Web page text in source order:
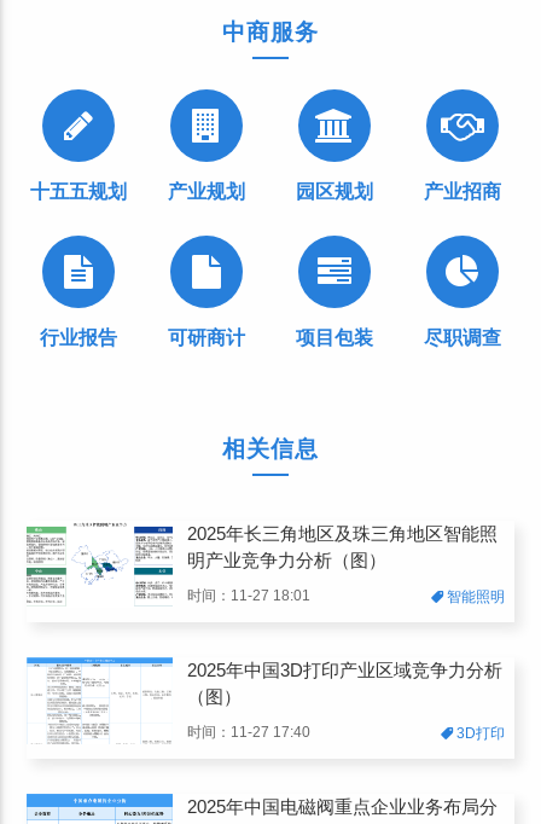
中商服务
十五五规划 产业规划 园区规划 产业招商
行业报告 可研商计 项目包装 尽职调查
相关信息
2025年长三角地区及珠三角地区智能照
明产业竞争力分析（图）
时间：11-27 18:01 智能照明
2025年中国3D打印产业区域竞争力分析
（图）
时间：11-27 17:40 3D打印
2025年中国电磁阀重点企业业务布局分